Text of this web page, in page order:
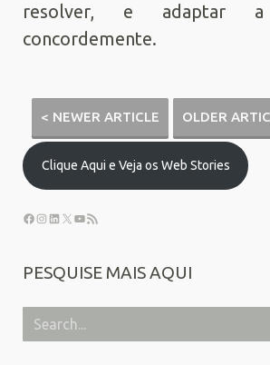
resolver, e adaptar a
concordemente.
< NEWER ARTICLE OLDER
Clique Aqui e Veja os Web Stories
PESQUISE MAIS AQUI